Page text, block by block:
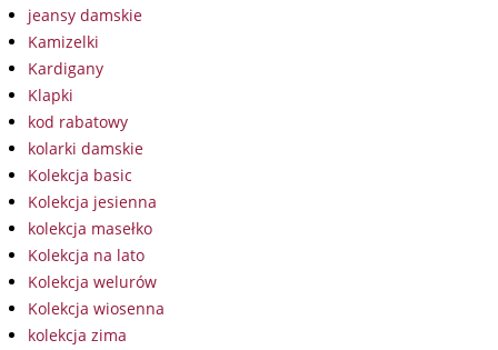
jeansy damskie
Kamizelki
Kardigany
Klapki
kod rabatowy
kolarki damskie
Kolekcja basic
Kolekcja jesienna
kolekcja masełko
Kolekcja na lato
Kolekcja welurów
Kolekcja wiosenna
kolekcja zima